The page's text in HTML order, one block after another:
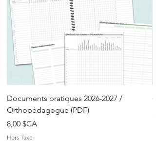
Documents pratiques 2026-2027 /
Orthopédagogue (PDF)
Prix
8,00 $CA
Hors Taxe